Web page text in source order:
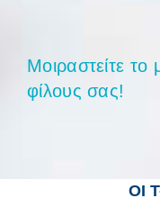
Μοιραστείτε το
φίλους σας!
ΟΙ